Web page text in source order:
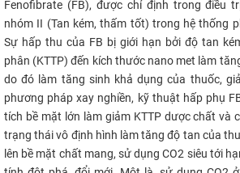
Fenofibrate (FB), được chỉ định trong điều
nhóm II (Tan kém, thấm tốt) trong hệ thống
Sự hấp thu của FB bị giới hạn bởi độ tan
phân (KTTP) đến kích thước nano met làm
do đó làm tăng sinh khả dụng của thuốc,
phương pháp xay nghiền, kỹ thuật hấp phụ
tích bề mặt lớn làm giảm KTTP dược chất và
trạng thái vô định hình làm tăng độ tan của
lên bề mặt chất mang, sử dụng CO2 siêu tới